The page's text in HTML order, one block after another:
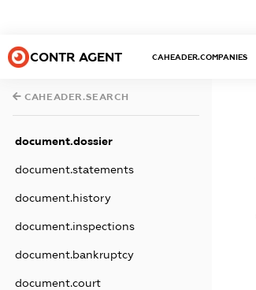
CONTR AGENT CAHEADER.COMPANIES
CAHEADER.SEARCH
document.dossier
document.statements
document.history
document.inspections
document.bankruptcy
document.court